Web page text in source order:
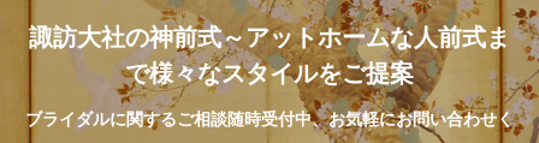
諏訪大社の神前式～アットホームな人前式ま
で様々なスタイルをご提案
ブライダルに関するご相談随時受付中、お気軽にお問い合わせく